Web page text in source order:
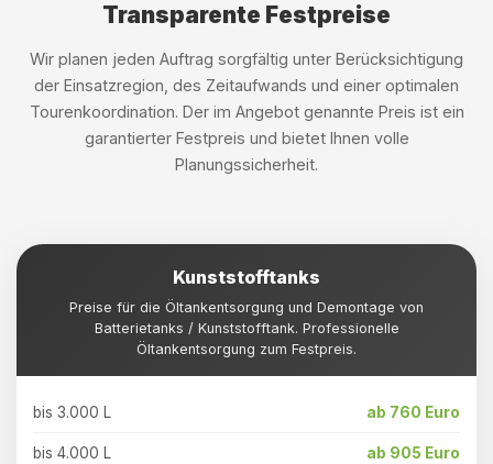
Transparente Festpreise
Wir planen jeden Auftrag sorgfältig unter Berücksichtigung
der Einsatzregion, des Zeitaufwands und einer optimalen
Tourenkoordination. Der im Angebot genannte Preis ist ein
garantierter Festpreis und bietet Ihnen volle
Planungssicherheit.
Kunststofftanks
Preise für die Öltankentsorgung und Demontage von
Batterietanks / Kunststofftank. Professionelle
Öltankentsorgung zum Festpreis.
bis 3.000 L ab 760 Euro
bis 4.000 L ab 905 Euro